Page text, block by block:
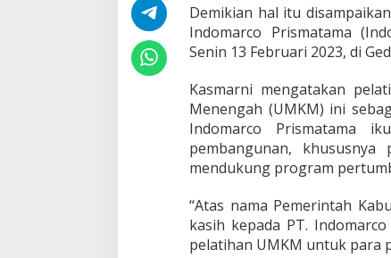
a
u
i
e
a
i
h
n
K
e
w
Demikian hal itu
Indomarco Prismatama
Senin 13 Februari 2023, di
Kasmarni mengatakan
Menengah (UMKM) ini
Indomarco Prismatama
pembangunan, khususnya
mendukung program
“Atas nama Pemerintah
kasih kepada PT.
pelatihan UMKM untuk para